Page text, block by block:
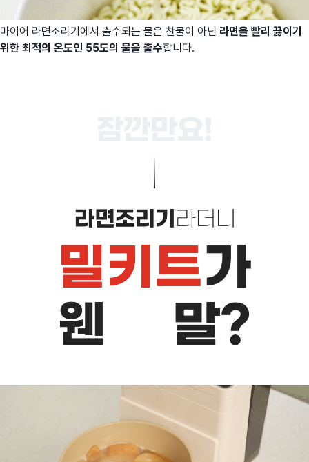
마이어 라면조리기에서 출수되는 물은 찬물이 아닌 라면을 빨리 끓이기
위한 최적의 온도인 55도의 물을 출수합니다.